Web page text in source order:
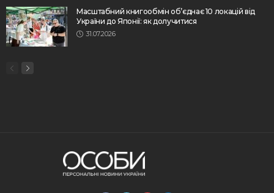
Масштабний книгообмін об’єднає 10 локацій від
України до Японії: як долучитися
31.07.2026